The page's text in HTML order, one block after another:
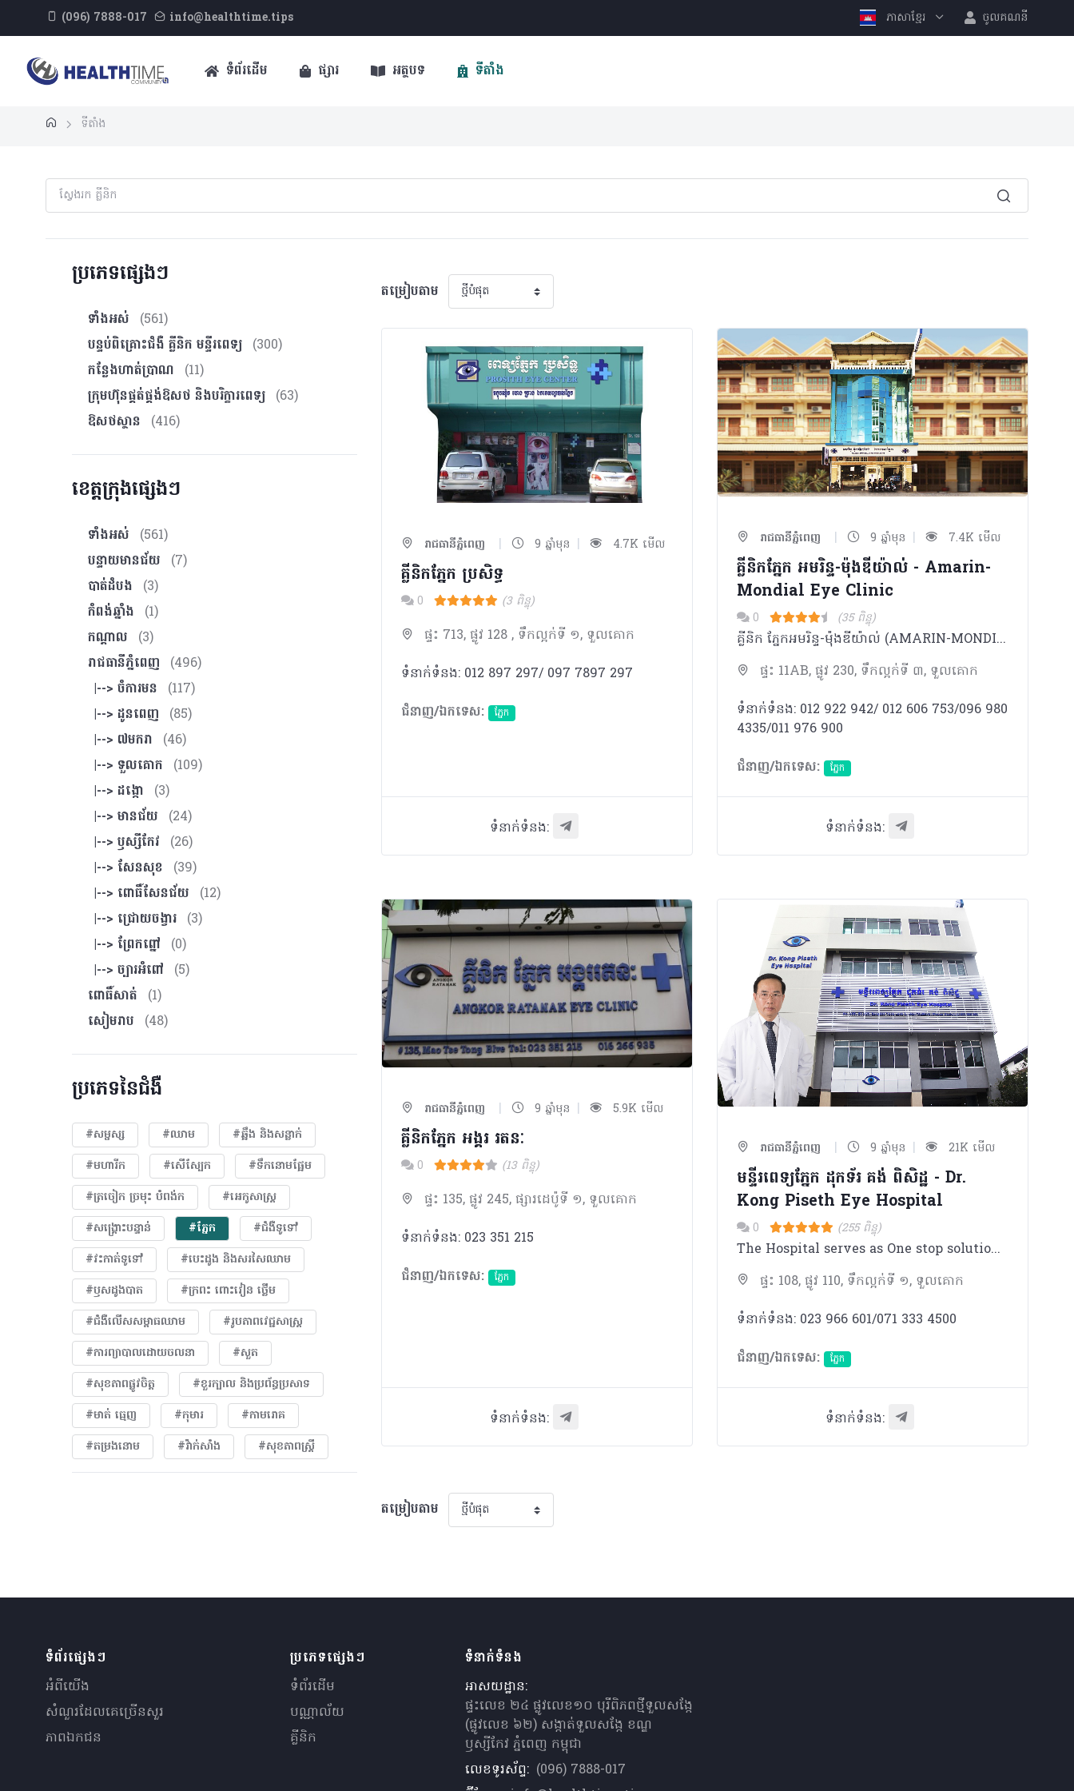
(096) 7888-017 info@healthtime.tips ភាសាខ្មែរ ចូលគណនី
ទំព័រដើម ផ្សារ អត្ថបទ ទីតាំង
ទីតាំង
ប្រភេទផ្សេងៗ
ទាំងអស់
(561)
បន្ទប់ពិគ្រោះ​ជំងឺ គ្លីនិក មន្ទីរពេទ្យ (300)
កន្លែងហាត់ប្រាណ
(11)
ក្រុមហ៊ុនផ្គត់ផ្គង់ឱសថ និងបរិក្ខារពេទ្យ (63)
ឱសថស្ថាន
(416)
ខេត្តក្រុងផ្សេងៗ
ទាំងអស់
(561)
បន្ទាយមានជ័យ
(7)
បាត់ដំបង
(3)
កំពង់ឆ្នាំង
(1)
កណ្ដាល
(3)
រាជធានីភ្នំពេញ
(496)
|--> ចំការមន
(117)
|--> ដូនពេញ
(85)
|--> ៧មករា
(46)
|--> ទួលគោក
(109)
|--> ដង្កោ
(3)
|--> មានជ័យ
(24)
|--> ឫស្សីកែវ
(26)
|--> សែនសុខ
(39)
|--> ពោធិ៍សែនជ័យ
(12)
|--> ជ្រោយចង្វារ (3)
|--> ព្រែកព្នៅ
(0)
|--> ច្បារអំពៅ
(5)
ពោធិ៍សាត់
(1)
សៀមរាប
(48)
ប្រភេទនៃជំងឺ
#សម្ផស្ស #ឈាម
#ឆ្អឹង និងសន្លាក់
#មហារីក​
#សើស្បែក
#ទឹកនោមផ្អែម
#ត្រចៀក ច្រមុះ បំពង់ក
#អេកូសាស្រ្ត
#សង្គ្រោះបន្ទាន់
#ភ្នែក​
#ជំងឺទូទៅ
#វះកាត់ទូទៅ
#បេះដូង​ និងសរសៃឈាម
#ឫសដូងបាត
#ក្រពះ ពោះវៀន ថ្លើម
#ជំងឺលើសសម្ពាធឈាម
#​រូបភាពវេជ្ជសាស្រ្ត
#ការព្យាបាលដោយ​ចលនា
#សួត
#សុខភាពផ្លូវចិត្ត
#ខួរក្បាល និងប្រព័ន្ធប្រសាទ
#មាត់ ធ្មេញ
#កុមារ
#កាមរោគ
#តម្រងនោម
#វ៉ាក់សាំង #សុខភាពស្រ្តី
តម្រៀបតាម
រាជធានីភ្នំពេញ | 9 ឆ្នាំមុន | 4.7K មើល
គ្លីនិកភ្នែក ប្រសិទ្ធ
0 (3 ពិន្ទុ)
ផ្ទះ 713, ផ្លូវ 128 , ទឹកល្អក់ទី ១, ទួលគោក
ទំនាក់ទំនង: 012 897 297/ 097 7897 297
ជំនាញ/ឯកទេស:
ភ្នែក​
ទំនាក់ទំនង:
រាជធានីភ្នំពេញ | 9 ឆ្នាំមុន | 7.4K មើល
គ្លីនិកភ្នែក អមរិន្ទ-ម៉ុងឌីយ៉ាល់ - Amarin-
Mondial Eye Clinic
0 (35 ពិន្ទុ)
គ្លីនិក ភ្នែកអមរិន្ទ-ម៉ុងឌីយ៉ាល់ (AMARIN-MONDIAL EYE CLINIC) ចាប់បើកដំណើរការ តាំងពីឹឆ្នាំ ២០០២​ មក​។
ផ្ទះ 11AB, ផ្លូវ 230, ទឹកល្អក់ទី ៣, ទួលគោក
ទំនាក់ទំនង: 012 922 942/ 012 606 753/096 980
4335/011 976 900
ជំនាញ/ឯកទេស:
ភ្នែក​
ទំនាក់ទំនង:
រាជធានីភ្នំពេញ | 9 ឆ្នាំមុន | 5.9K មើល
គ្លីនិកភ្នែក អង្គរ រតនៈ
0 (13 ពិន្ទុ)
ផ្ទះ 135, ផ្លូវ 245, ផ្សារដេប៉ូទី ១, ទួលគោក
ទំនាក់ទំនង: 023 351 215
ជំនាញ/ឯកទេស:
ភ្នែក​
ទំនាក់ទំនង:
រាជធានីភ្នំពេញ | 9 ឆ្នាំមុន | 21K មើល
មន្ទីរពេទ្យភ្នែក ដុកទ័រ គង់ ពិសិដ្ឋ​​ - Dr.
Kong Piseth Eye Hospital
0 (255 ពិន្ទុ)
The Hospital serves as One stop solution for complete eye care with associated services like Optical, Pharmacy, Laboratary. - Observation gallery associated with Operation Theatre for viewing ongoing surgery by family members. - 1st to launch the spectacle removal procedure LASIK in Cambodia - 1st to introduce Corneal Services (Corneal Transplantation) in Cambodia - Destination for complete eye care for Cambodia & Neighbouring countries.
ផ្ទះ 108, ផ្លូវ 110, ទឹកល្អក់ទី ១, ទួលគោក
ទំនាក់ទំនង: 023 966 601/071 333 4500
ជំនាញ/ឯកទេស:
ភ្នែក​
ទំនាក់ទំនង:
តម្រៀបតាម
ទំព័រផ្សេងៗ
អំពីយើង
សំណួរ​ដែលគេ​ច្រើន​សួរ
ភាពឯកជន
ប្រភេទផ្សេងៗ
ទំព័រដើម
បណ្ណាល័យ
គ្លីនិក
ទំនាក់ទំនង
អាសយដ្ឋាន:
ផ្ទះលេខ ២៤ ផ្លូវលេខ១០ បុរីពិភពថ្មីទួលសង្កែ
(ផ្លូវលេខ ៦២) សង្កាត់ទួលសង្កែ ខណ្ឌ
ឫស្សីកែវ ភ្នំពេញ កម្ពុជា
លេខទូរស័ព្ទ: (096) 7888-017